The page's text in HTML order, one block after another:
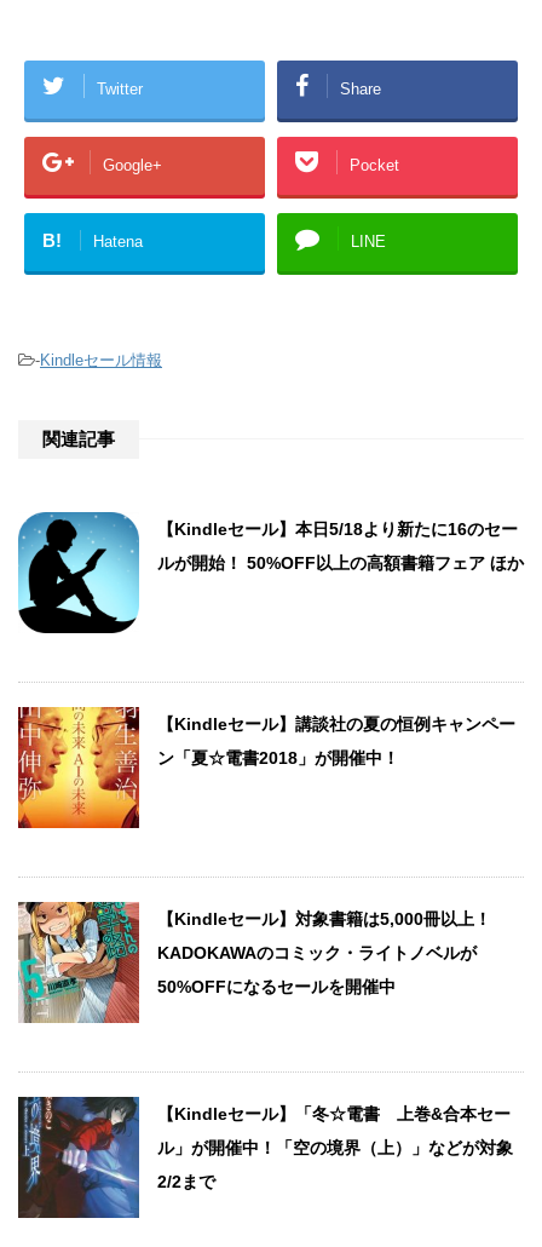
Twitter Share
Google+ Pocket
B! Hatena LINE
-Kindleセール情報
関連記事
【Kindleセール】本日5/18より新たに16のセー
ルが開始！ 50%OFF以上の高額書籍フェア ほか
【Kindleセール】講談社の夏の恒例キャンペー
ン「夏☆電書2018」が開催中！
【Kindleセール】対象書籍は5,000冊以上！
KADOKAWAのコミック・ライトノベルが
50%OFFになるセールを開催中
【Kindleセール】「冬☆電書 上巻&合本セー
ル」が開催中！「空の境界（上）」などが対象
2/2まで